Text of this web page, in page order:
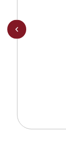
Pic de
faite pour